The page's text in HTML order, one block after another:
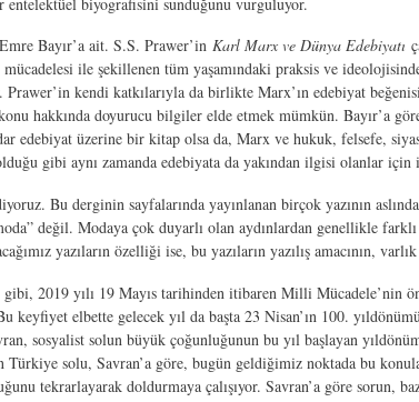
Bayır’a ait. S.S. Prawer’in Karl Marx ve Dünya Edebiyatı
ile şekillenen tüm yaşamındaki praksis ve
kendi katkılarıyla da birlikte Marx’ın edebiyat
hakkında doyurucu bilgiler elde etmek mümkün. Bayır’a
edebiyat üzerine bir kitap olsa da, Marx ve hukuk, felsefe,
gibi aynı zamanda edebiyata da yakından ilgisi olanlar
Bu derginin sayfalarında yayınlanan birçok yazının
değil. Modaya çok duyarlı olan aydınlardan genellikle
yazıların özelliği ise, bu yazıların yazılış amacının,
2019 yılı 19 Mayıs tarihinden itibaren Milli
keyfiyet elbette gelecek yıl da başta 23 Nisan’ın 100.
sosyalist solun büyük çoğunluğunun bu yıl başlayan
Türkiye solu, Savran’a göre, bugün geldiğimiz noktada bu
tekrarlayarak doldurmaya çalışıyor. Savran’a göre sorun,